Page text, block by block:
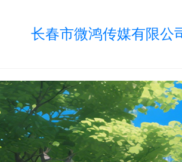
长春市微鸿传媒有限公